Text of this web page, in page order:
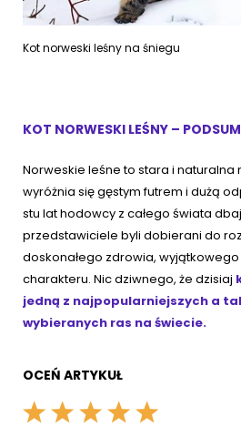
Kot norweski leśny na śniegu
KOT NORWESKI LEŚNY –
Norweskie leśne to stara i naturalna
wyróżnia się gęstym futrem i dużą
stu lat hodowcy z całego świata
przedstawiciele byli dobierani do
doskonałego zdrowia,
charakteru. Nic dziwnego, że dzisiaj
jedną z najpopularniejszych a
wybieranych ras na świecie.
OCEŃ ARTYKUŁ